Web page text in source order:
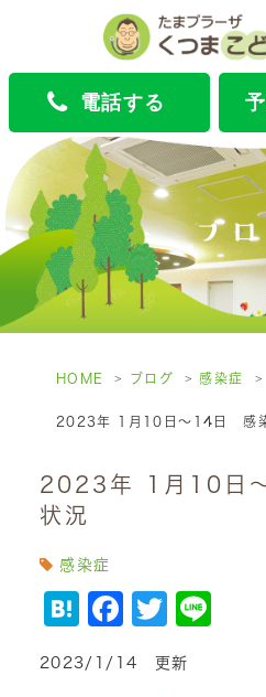
電話する
ブ
HOME ブログ 感染症
2023年 1月10日～14日 感
2023年 1月10日
状況
感染症
Hatena
2023/1/14 更新